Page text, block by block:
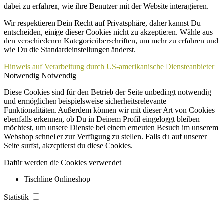
dabei zu erfahren, wie ihre Benutzer mit der Website interagieren.
Wir respektieren Dein Recht auf Privatsphäre, daher kannst Du
entscheiden, einige dieser Cookies nicht zu akzeptieren. Wähle aus
den verschiedenen Kategorieüberschriften, um mehr zu erfahren und
wie Du die Standardeinstellungen änderst.
Hinweis auf Verarbeitung durch US-amerikanische Diensteanbieter
Notwendig Notwendig
Diese Cookies sind für den Betrieb der Seite unbedingt notwendig
und ermöglichen beispielsweise sicherheitsrelevante
Funktionalitäten. Außerdem können wir mit dieser Art von Cookies
ebenfalls erkennen, ob Du in Deinem Profil eingeloggt bleiben
möchtest, um unsere Dienste bei einem erneuten Besuch im unserem
Webshop schneller zur Verfügung zu stellen. Falls du auf unserer
Seite surfst, akzeptierst du diese Cookies.
Dafür werden die Cookies verwendet
Tischline Onlineshop
Statistik